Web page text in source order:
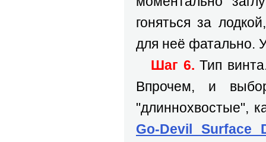
гоняться за
для неё фатально.
Шаг 6. Тип
Впрочем, и
"длиннохвостые",
Go-Devil Surface